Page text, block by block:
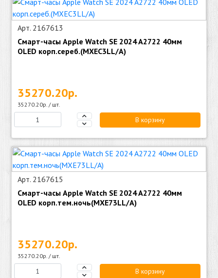
Арт. 2167613
Смарт-часы Apple Watch SE 2024 A2722 40мм
OLED корп.сереб.(MXEC3LL/A)
35270.20р.
35270.20р. / шт.
В корзину
Арт. 2167615
Смарт-часы Apple Watch SE 2024 A2722 40мм
OLED корп.тем.ночь(MXE73LL/A)
35270.20р.
35270.20р. / шт.
В корзину